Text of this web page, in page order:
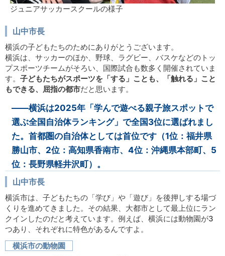
ジュニアサッカースクールの様子
山中市長
横浜の子どもたちのためにありがとうございます。
横浜は、サッカーのほか、野球、ラグビー、バスケなどのトッ
プスポーツチームがそろい、国際試合も数多く開催されていま
す。 子どもたちがスポーツを「する」ことも、「触れる」こと
もできる、屈指の都市だと思います。
――横浜は2025年「学んで遊べる親子旅スポットで
選ぶ全国自治体ランキング」で全国3位に選ばれまし
た。首都圏の自治体としては首位です（1位：福井県
勝山市、2位：高知県香南市、4位：沖縄県本部町、5
位：長野県軽井沢町）。
山中市長
横浜市は、子どもたちの「学び」や「遊び」を後押しする場づ
くりを進めてきました。その結果、大都市として最上位にラン
クインしたのだと考えています。例えば、横浜には動物園が3
つあり、それぞれに特色があるんですよ。
横浜市の動物園